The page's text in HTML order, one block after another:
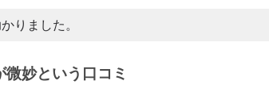
りました。
妙という口コミ